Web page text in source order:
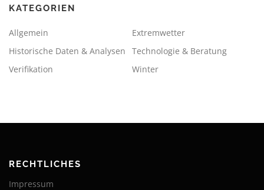
KATEGORIEN
Allgemein
Extremwetter
Historische Daten & Analysen
Technologie & Beratung
Verifikation
Winter
RECHTLICHES
Impressum